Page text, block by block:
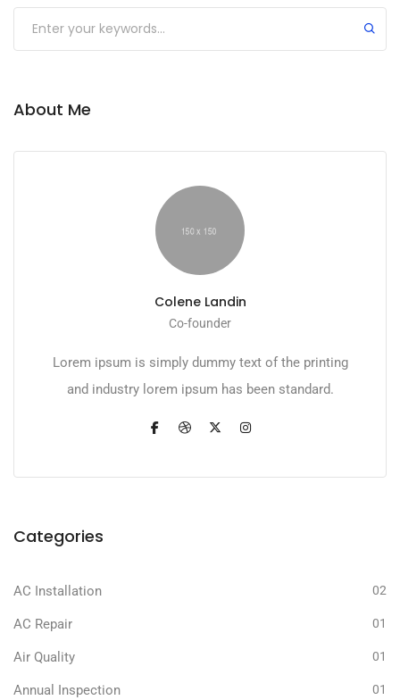
Submit
About Me
Colene Landin
Co-founder
Lorem ipsum is simply dummy text of the printing
and industry lorem ipsum has been standard.
Categories
AC Installation 02
AC Repair 01
Air Quality 01
Annual Inspection 01